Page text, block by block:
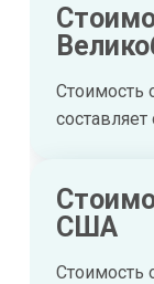
Стоимость
составляет
США
Стоимость